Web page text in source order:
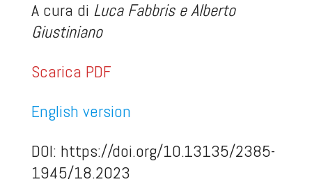
A cura di Luca Fabbris e Alberto
Giustiniano
Scarica PDF
English version
DOI: https://doi.org/10.13135/2385-
1945/18.2023